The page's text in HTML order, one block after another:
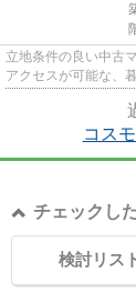
立地条件の良い中古
アクセスが可能な、
コス
チェックし
検討リス